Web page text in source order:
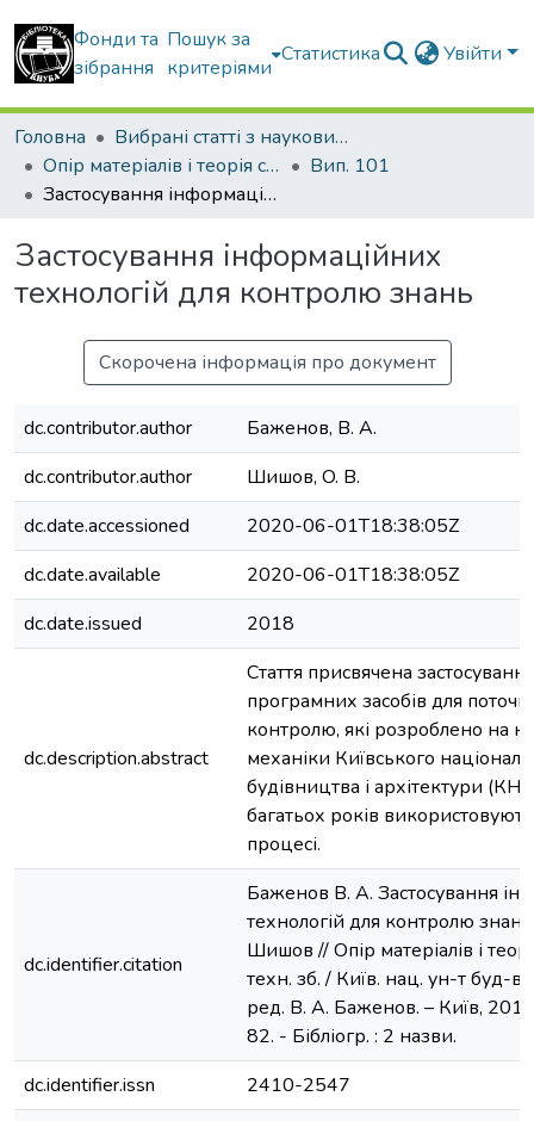
Фонди та
зібрання
Пошук за
критеріями
Статистика Увійти
Головна
Вибрані статті з наукових збірників КНУБА
Опір матеріалів і теорія споруд
Вип. 101
Застосування інформаційних технологій для контролю знань
Застосування інформаційних
технологій для контролю знань
Скорочена інформація про документ
dc.contributor.author
Баженов, В. А.
dc.contributor.author
Шишов, O. В.
dc.date.accessioned
2020-06-01T18:38:05Z
dc.date.available
2020-06-01T18:38:05Z
dc.date.issued
2018
dc.description.abstract
Стаття присвячена
програмних засобів для
контролю, які розроблено на
механіки Київського
будівництва і архітектури
багатьох років
процесі.
dc.identifier.citation
Баженов В. А. Застосування
технологій для контролю
Шишов // Опір матеріалів і
техн. зб. / Київ. нац. ун-т буд-ва
ред. В. А. Баженов. – Київ,
82. - Бібліогр. : 2 назви.
dc.identifier.issn
2410-2547